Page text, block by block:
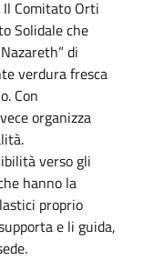
Comitato Orti
Solidale che
di
verdura fresca
Con
organizza
verso gli
hanno la
proprio
e li guida,